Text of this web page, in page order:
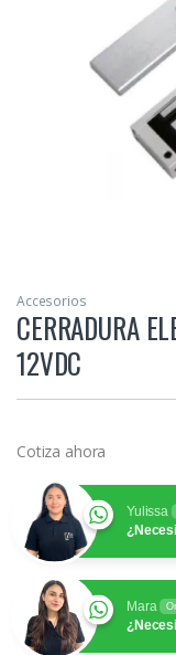
Accesorios
CERRADURA
12VDC
Cotiza ahora
Yulissa
Mara